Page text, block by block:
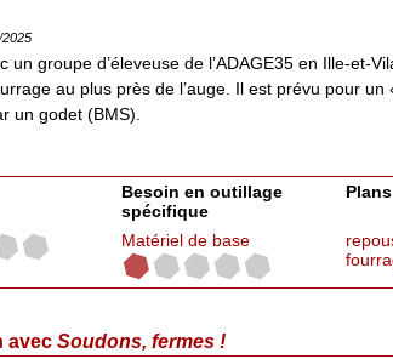
2025
un groupe d’éleveuse de l’ADAGE35 en Ille-et-
au plus près de l’auge. Il est prévu pour
un godet (BMS).
Besoin en outillage
spécifique
Plans
Matériel de base
avec Soudons, fermes !